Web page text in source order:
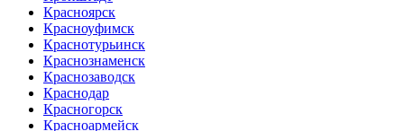
Красноярск
Красноуфимск
Краснотурьинск
Краснознаменск
Краснозаводск
Краснодар
Красногорск
Красноармейск